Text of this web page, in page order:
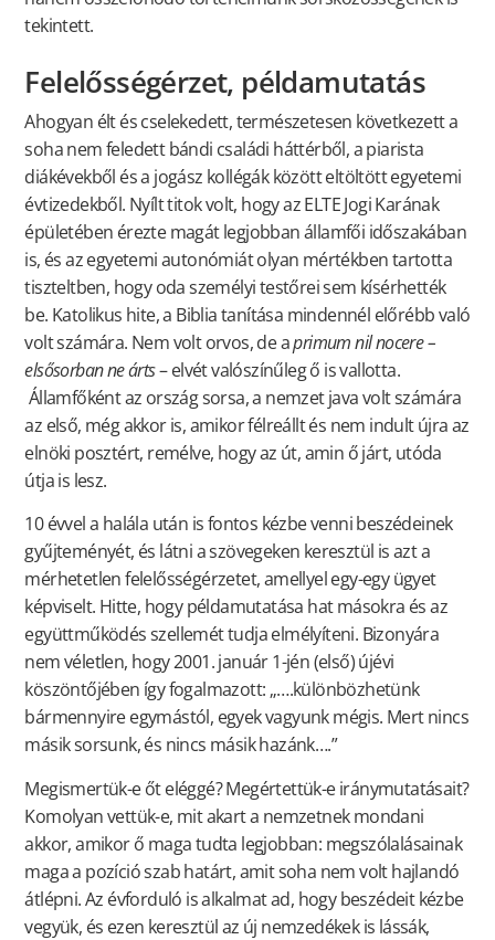
tekintett.
Felelősségérzet, példamutatás
Ahogyan élt és cselekedett, természetesen következett a
soha nem feledett bándi családi háttérből, a piarista
diákévekből és a jogász kollégák között eltöltött egyetemi
évtizedekből. Nyílt titok volt, hogy az ELTE Jogi Karának
épületében érezte magát legjobban államfői időszakában
is, és az egyetemi autonómiát olyan mértékben tartotta
tiszteltben, hogy oda személyi testőrei sem kísérhették
be. Katolikus hite, a Biblia tanítása mindennél előrébb való
volt számára. Nem volt orvos, de aprimum nil nocere –
elsősorban ne árts– elvét valószínűleg ő is vallotta.
Államfőként az ország sorsa, a nemzet java volt számára
az első, még akkor is, amikor félreállt és nem indult újra az
elnöki posztért, remélve, hogy az út, amin ő járt, utóda
útja is lesz.
10 évvel a halála után is fontos kézbe venni beszédeinek
gyűjteményét, és látni a szövegeken keresztül is azt a
mérhetetlen felelősségérzetet, amellyel egy-egy ügyet
képviselt. Hitte, hogy példamutatása hat másokra és az
együttműködés szellemét tudja elmélyíteni. Bizonyára
nem véletlen, hogy 2001. január 1-jén (első) újévi
köszöntőjében így fogalmazott: „….különbözhetünk
bármennyire egymástól, egyek vagyunk mégis. Mert nincs
másik sorsunk, és nincs másik hazánk….”
Megismertük-e őt eléggé? Megértettük-e iránymutatásait?
Komolyan vettük-e, mit akart a nemzetnek mondani
akkor, amikor ő maga tudta legjobban: megszólalásainak
maga a pozíció szab határt, amit soha nem volt hajlandó
átlépni. Az évforduló is alkalmat ad, hogy beszédeit kézbe
vegyük, és ezen keresztül az új nemzedékek is lássák,